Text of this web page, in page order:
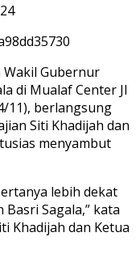
Wakil Gubernur
di Mualaf Center Jl
11), berlangsung
Siti Khadijah dan
menyambut
lebih dekat
Sagala,” kata
Khadijah dan Ketua